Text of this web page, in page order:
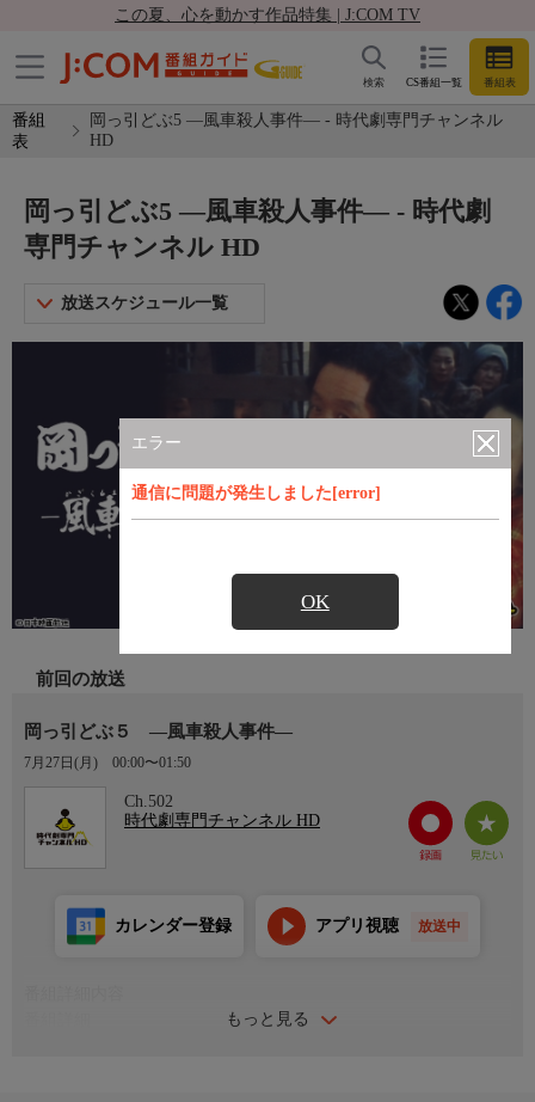
この夏、心を動かす作品特集 | J:COM TV
CS番組一覧 番組表
検索
番組
表
岡っ引どぶ5 ―風車殺人事件― - 時代劇専門チャンネル
HD
エラー
通信に問題が発生しました[error]
OK
岡っ引どぶ5 ―風車殺人事件― - 時代劇
専門チャンネル HD
放送スケジュール一覧
前回の放送
岡っ引どぶ５ ―風車殺人事件―
7月27日(月) 00:00〜01:50
Ch.502
時代劇専門チャンネル HD
もっと見る
カレンダー登録 アプリ視聴 放送中